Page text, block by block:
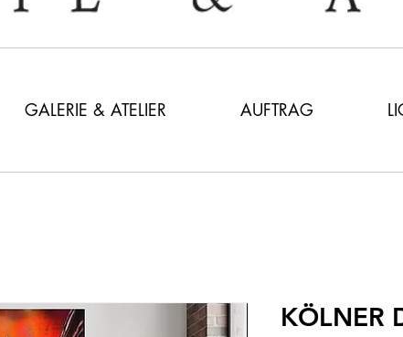
GALERIE & ATELIER AUFTRAG
KÖLNER